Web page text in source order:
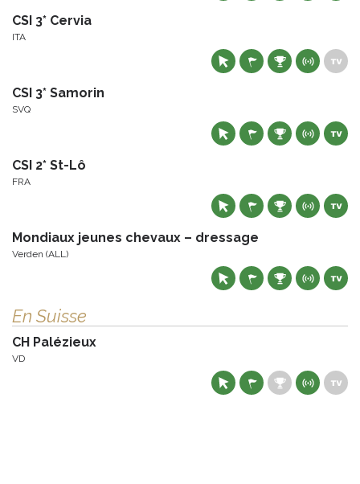
CSI 3* Cervia
ITA
CSI 3* Samorin
SVQ
CSI 2* St-Lô
FRA
Mondiaux jeunes chevaux – dressage
Verden (ALL)
En Suisse
CH Palézieux
VD